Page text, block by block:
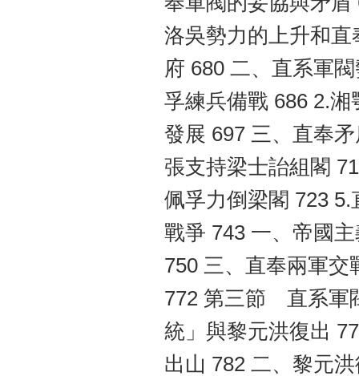
洛吳勢力的上升和
府 680 二、直系軍
孚練兵備戰 686 2.
發展 697 三、直奉
張支持梁士詒組閣
佩孚力倒梁閣 723
戰爭 743 一、帝國
750 三、直奉兩軍交
772 第三節 直系軍
統」與黎元洪復出
出山 782 二、黎元